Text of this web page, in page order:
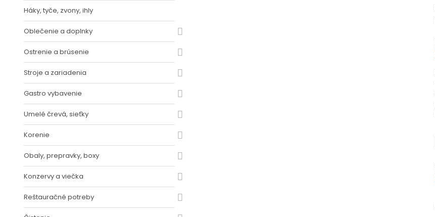
Háky, tyče, zvony, ihly
Oblečenie a doplnky
Ostrenie a brúsenie
Stroje a zariadenia
Gastro vybavenie
Umelé črevá, sieťky
Korenie
Obaly, prepravky, boxy
Konzervy a viečka
Reštauračné potreby